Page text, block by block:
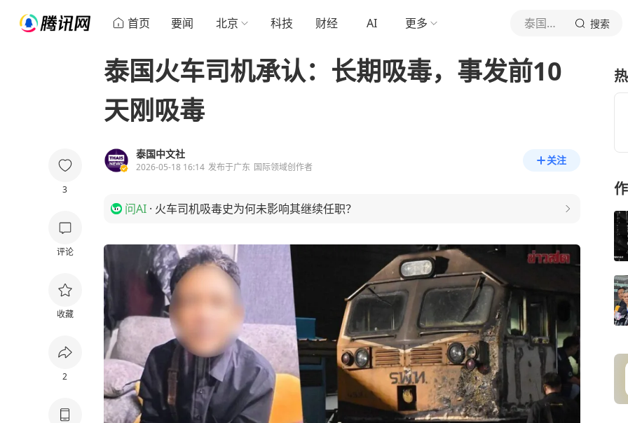
首页 要闻 北京 科技 财经 AI 更多 泰国中文社 搜索
3
评论
收藏
2
泰国火车司机承认：长期吸毒，事发前10
天刚吸毒
泰国中文社
2026-05-18 16:14 发布于广东 国际领域创作者
关注
问AI · 火车司机吸毒史为何未影响其继续任职？